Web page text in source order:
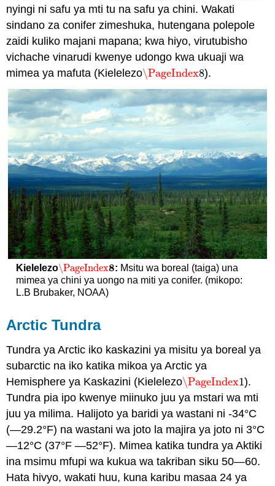
nyingi ni safu ya mti tu na safu ya chini. Wakati
sindano za conifer zimeshuka, hutengana polepole
zaidi kuliko majani mapana; kwa hiyo, virutubisho
vichache vinarudi kwenye udongo kwa ukuaji wa
mimea ya mafuta (Kielelezo\PageIndex8
\PageIndex8).
Kielelezo\PageIndex8
\PageIndex8: Msitu wa boreal (taiga) una
mimea ya chini ya uongo na miti ya conifer. (mikopo:
L.B Brubaker, NOAA)
Arctic Tundra
Tundra ya Arctic iko kaskazini ya misitu ya boreal ya
subarctic na iko katika mikoa ya Arctic ya
Hemisphere ya Kaskazini (Kielelezo\PageIndex1
\PageIndex1).
Tundra pia ipo kwenye miinuko juu ya mstari wa mti
juu ya milima. Halijoto ya baridi ya wastani ni -34°C
(—29.2°F) na wastani wa joto la majira ya joto ni 3°C
—12°C (37°F —52°F). Mimea katika tundra ya Aktiki
ina msimu mfupi wa kukua wa takriban siku 50—60.
Hata hivyo, wakati huu, kuna karibu masaa 24 ya